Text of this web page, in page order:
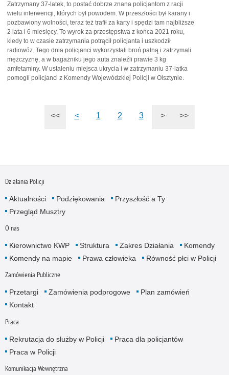
Zatrzymany 37-latek, to postać dobrze znana policjantom z racji
wielu interwencji, których był powodem. W przeszłości był karany i
pozbawiony wolności, teraz też trafił za karty i spędzi tam najbliższe
2 lata i 6 miesięcy. To wyrok za przestępstwa z końca 2021 roku,
kiedy to w czasie zatrzymania potrącił policjanta i uszkodził
radiowóz. Tego dnia policjanci wykorzystali broń palną i zatrzymali
mężczyznę, a w bagażniku jego auta znaleźli prawie 3 kg
amfetaminy. W ustaleniu miejsca ukrycia i w zatrzymaniu 37-latka
pomogli policjanci z Komendy Wojewódzkiej Policji w Olsztynie.
<< < 1 2 3 > >>
Działania Policji
Aktualności Podziękowania
Przyszłość a Ty
Przegląd Musztry
O nas
Kierownictwo KWP Struktura Zakres Działania
Komendy
Komendy na mapie
Prawa człowieka Równość płci w Policji
Zamówienia Publiczne
Przetargi Zamówienia podprogowe
Plan zamówień
Kontakt
Praca
Rekrutacja do służby w Policji
Praca dla policjantów
Praca w Policji
Komunikacja Wewnętrzna